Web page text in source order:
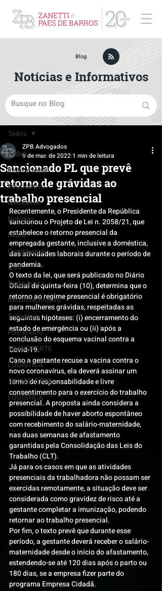
Post
Todos
Institucional
Informativo
Newsletter
Notícias
Mídia
Compliance
Civil
Trabalhista
Reconhecimento
Tributário
Pós-evento
TRANSPORTE
LOGISTICA
TRANSPORTE
LOGISTICA
Todos
Sancionado PL que prevê
retorno de grávidas ao
trabalho presencial
ZPB Advogados
9 de mar. de 2022 1 min de leitura
Recentemente, o Presidente da República
sancionou o Projeto de Lei n. 2058/21, que
estabelece o retorno presencial da
empregada gestante, inclusive a doméstica,
das atividades laborais durante o período de
pandemia.
O texto da lei, que será publicado no Diário
Oficial de quinta-feira (10), determina que o
retorno ao regime presencial é obrigatório
para mulheres grávidas, respeitadas as
seguintes hipóteses: (i) encerramento do
estado de emergência ou (ii) após a
conclusão do esquema vacinal contra a
Covid-19.
Caso a gestante recuse a vacina contra o
novo coronavírus, ela deverá assinar um
termo de responsabilidade e livre
consentimento para o exercício do trabalho
presencial. A proposta ainda considera a
possibilidade de haver aborto espontâneo
com recebimento do salário-maternidade,
nas duas semanas de afastamento
garantidas pela Consolidação das Leis do
Trabalho (CLT).
Já para os casos em que as atividades
presenciais da trabalhadora não possam ser
exercidas remotamente, a situação deve ser
considerada como gravidez de risco até a
gestante completar a imunização, podendo
retornar ao trabalho presencial.
Por fim, o texto prevê que durante esse
período, a gestante deverá receber o salário-
maternidade desde o início do afastamento,
estendendo-se até 120 dias após o parto ou
180 dias, se a empresa fizer parte do
programa Empresa Cidadã.
Blog
Notícias e Informativos